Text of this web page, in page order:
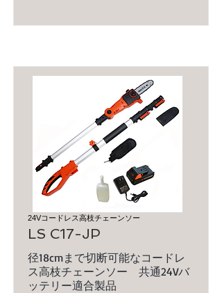
24Vコードレス高枝チェーンソー
LS C17-JP
径18cmまで切断可能なコードレ
ス高枝チェーンソー 共通24Vバ
ッテリー適合製品